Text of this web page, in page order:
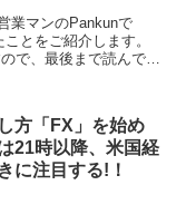
業マンのPankunで
で、最後まで読んでみ
方「FX」を始め
21時以降、米国経
に注目する!！